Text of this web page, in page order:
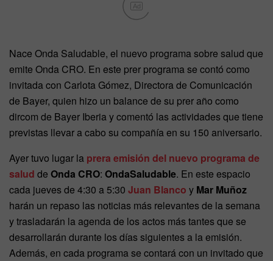
Ad
Nace Onda Saludable, el nuevo programa sobre salud que
emite Onda CRO. En este prer programa se contó como
invitada con Carlota Gómez, Directora de Comunicación
de Bayer, quien hizo un balance de su prer año como
dircom de Bayer Iberia y comentó las actividades que tiene
previstas llevar a cabo su compañía en su 150 aniversario.
Ayer tuvo lugar la prera emisión del nuevo programa de
salud de Onda CRO: OndaSaludable. En este espacio
cada jueves de 4:30 a 5:30 Juan Blanco y Mar Muñoz
harán un repaso las noticias más relevantes de la semana
y trasladarán la agenda de los actos más tantes que se
desarrollarán durante los días siguientes a la emisión.
Además, en cada programa se contará con un invitado que